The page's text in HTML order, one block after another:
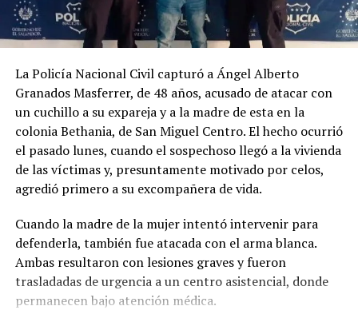
La Policía Nacional Civil capturó a Ángel Alberto
Granados Masferrer, de 48 años, acusado de atacar con
un cuchillo a su expareja y a la madre de esta en la
colonia Bethania, de San Miguel Centro. El hecho ocurrió
el pasado lunes, cuando el sospechoso llegó a la vivienda
de las víctimas y, presuntamente motivado por celos,
agredió primero a su excompañera de vida.
Cuando la madre de la mujer intentó intervenir para
defenderla, también fue atacada con el arma blanca.
Ambas resultaron con lesiones graves y fueron
trasladadas de urgencia a un centro asistencial, donde
permanecen bajo atención médica.